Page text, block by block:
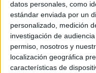
datos personales, como
estándar enviada por un
personalizado, medición
investigación de
permiso, nosotros y
localización geográfica
características de